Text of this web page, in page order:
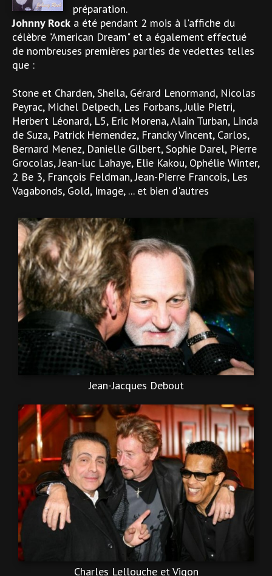
préparation.
Johnny Rock a été pendant 2 mois à l'affiche du
célèbre "American Dream" et a également effectué
de nombreuses premières parties de vedettes telles
que :
Stone et Charden, Sheila, Gérard Lenormand, Nicolas
Peyrac, Michel Delpech, Les Forbans, Julie Pietri,
Herbert Léonard, L5, Eric Morena, Alain Turban, Linda
de Suza, Patrick Hernendez, Francky Vincent, Carlos,
Bernard Menez, Danielle Gilbert, Sophie Darel, Pierre
Grocolas, Jean-luc Lahaye, Elie Kakou, Ophélie Winter,
2 Be 3, François Feldman, Jean-Pierre Francois, Les
Vagabonds, Gold, Image, ... et bien d'autres
Jean-Jacques Debout
Charles Lellouche et Vigon